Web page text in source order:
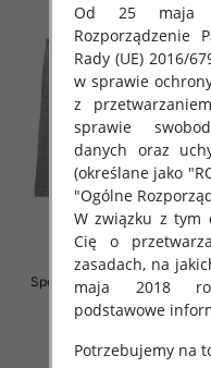
Spodnie męskie jeans Roz
1 Kolor .Paczka 10 szt
szczegóły
Od 25 maja
Rozporządzenie
Rady (UE) 2016/
w sprawie
z
sprawie
danych oraz
(określane jako
"Ogólne
W związku z tym
Cię o
zasadach, na
maja 2018
podstawowe
Potrzebujemy na